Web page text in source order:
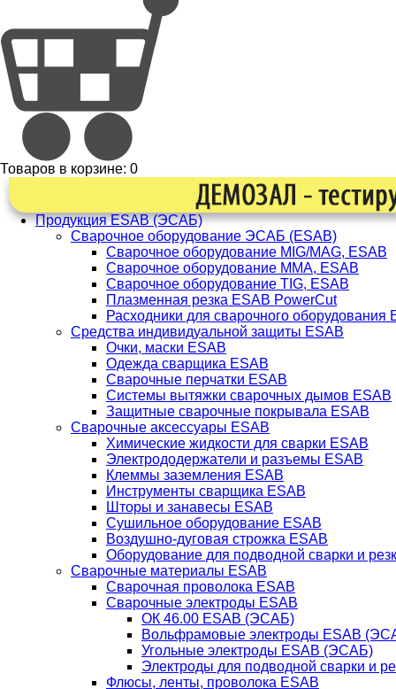
Товаров в корзине: 0
Продукция ESAB (ЭСАБ)
Сварочное оборудование ЭСАБ (ESAB)
Сварочное оборудование MIG/MAG, ESAB
Сварочное оборудование ММА, ESAB
Сварочное оборудование TIG, ESAB
Плазменная резка ESAB PowerCut
Расходники для сварочного оборудования
Средства индивидуальной защиты ESAB
Очки, маски ESAB
Одежда сварщика ESAB
Сварочные перчатки ESAB
Системы вытяжки сварочных дымов ESAB
Защитные сварочные покрывала ESAB
Сварочные аксессуары ESAB
Химические жидкости для сварки ESAB
Электрододержатели и разъемы ESAB
Клеммы заземления ESAB
Инструменты сварщика ESAB
Шторы и занавесы ESAB
Сушильное оборудование ESAB
Воздушно-дуговая строжка ESAB
Оборудование для подводной сварки и
Сварочные материалы ESAB
Сварочная проволока ESAB
Сварочные электроды ESAB
ОК 46.00 ESAB (ЭСАБ)
Вольфрамовые электроды ESAB
Угольные электроды ESAB (ЭСАБ)
Электроды для подводной сварки и
Флюсы, ленты, проволока ESAB